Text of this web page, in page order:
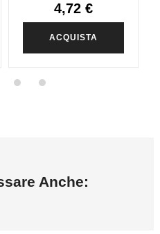
4,72 €
ACQUISTA
Anche: